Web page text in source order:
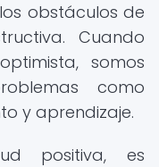
obstáculos de
Cuando
somos
como
y aprendizaje.
positiva, es